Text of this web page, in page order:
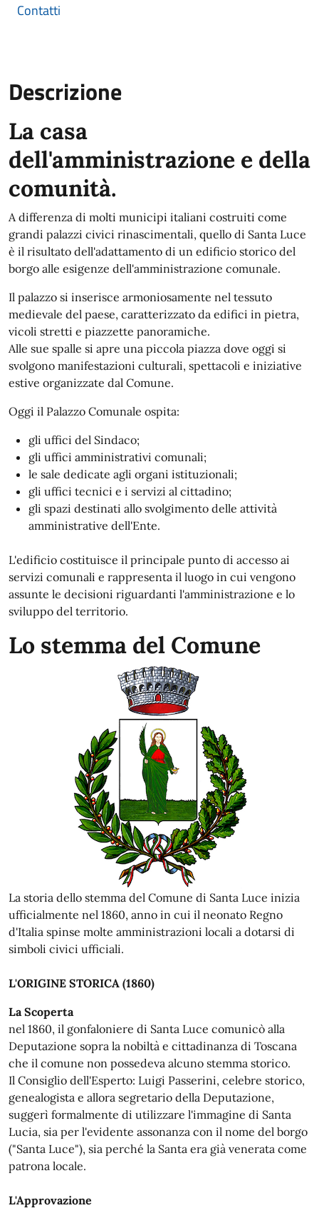
Contatti
Descrizione
Descrizione estesa
La casa
dell'amministrazione e della
comunità.
A differenza di molti municipi italiani costruiti come
grandi palazzi civici rinascimentali, quello di Santa Luce
è il risultato dell'adattamento di un edificio storico del
borgo alle esigenze dell'amministrazione comunale.
Il palazzo si inserisce armoniosamente nel tessuto
medievale del paese, caratterizzato da edifici in pietra,
vicoli stretti e piazzette panoramiche.
Alle sue spalle si apre una piccola piazza dove oggi si
svolgono manifestazioni culturali, spettacoli e iniziative
estive organizzate dal Comune.
Oggi il Palazzo Comunale ospita:
gli uffici del Sindaco;
gli uffici amministrativi comunali;
le sale dedicate agli organi istituzionali;
gli uffici tecnici e i servizi al cittadino;
gli spazi destinati allo svolgimento delle attività
amministrative dell'Ente.
L'edificio costituisce il principale punto di accesso ai
servizi comunali e rappresenta il luogo in cui vengono
assunte le decisioni riguardanti l'amministrazione e lo
sviluppo del territorio.
Lo stemma del Comune
La storia dello stemma del Comune di Santa Luce inizia
ufficialmente nel 1860, anno in cui il neonato Regno
d'Italia spinse molte amministrazioni locali a dotarsi di
simboli civici ufficiali.
L'ORIGINE STORICA (1860)
La Scoperta
nel 1860, il gonfaloniere di Santa Luce comunicò alla
Deputazione sopra la nobiltà e cittadinanza di Toscana
che il comune non possedeva alcuno stemma storico.
Il Consiglio dell'Esperto: Luigi Passerini, celebre storico,
genealogista e allora segretario della Deputazione,
suggerì formalmente di utilizzare l'immagine di Santa
Lucia, sia per l'evidente assonanza con il nome del borgo
("Santa Luce"), sia perché la Santa era già venerata come
patrona locale.
L'Approvazione